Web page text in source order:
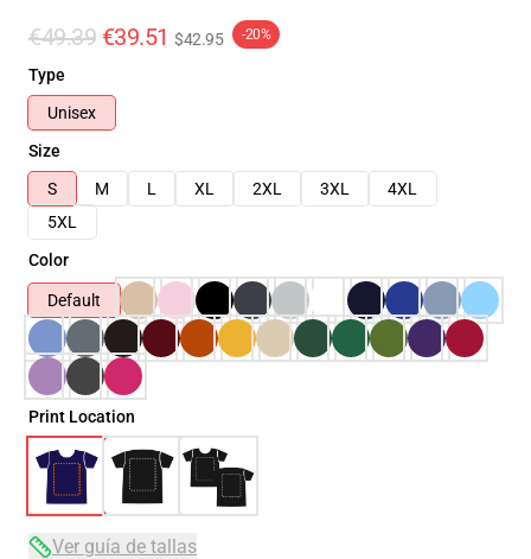
€49.39 €39.51 $42.95 -20%
Type
Unisex
Size
S
M L XL 2XL 3XL
4XL
5XL
Color
Default
Print Location
Ver guía de tallas